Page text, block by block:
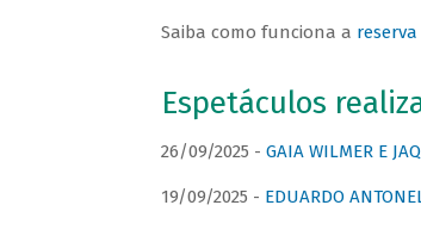
Saiba como funciona a
Espetáculos
26/09/2025 - GAIA WILMER E
19/09/2025 - EDUARDO